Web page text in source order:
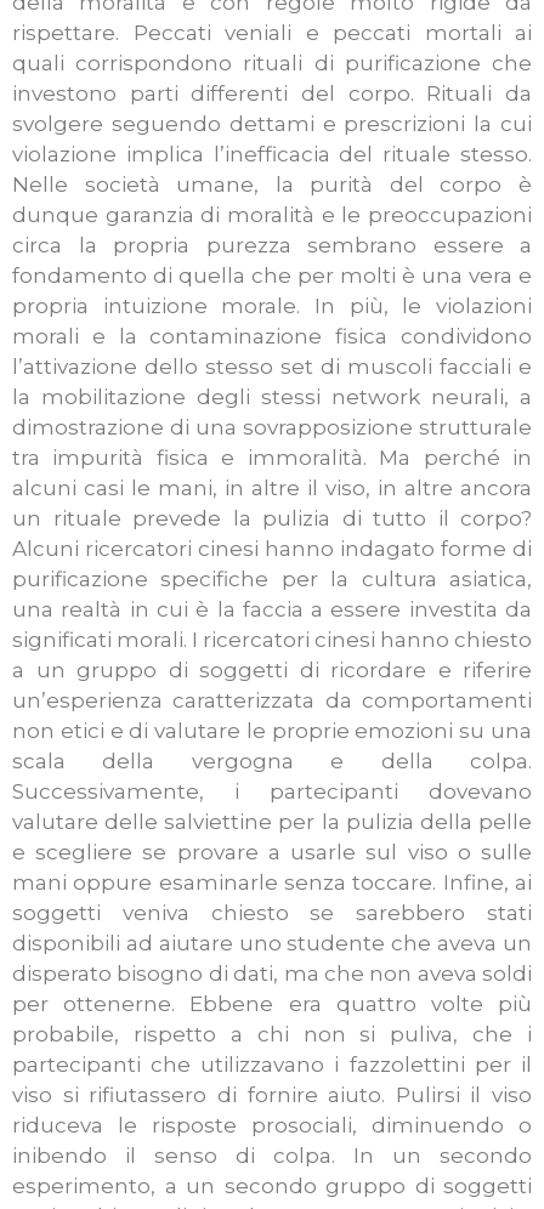
rispettare. Peccati veniali e peccati mortali ai
quali corrispondono rituali di purificazione che
investono parti differenti del corpo. Rituali da
svolgere seguendo dettami e prescrizioni la cui
violazione implica l’inefficacia del rituale stesso.
Nelle società umane, la purità del corpo è
dunque garanzia di moralità e le preoccupazioni
circa la propria purezza sembrano essere a
fondamento di quella che per molti è una vera e
propria intuizione morale. In più, le violazioni
morali e la contaminazione fisica condividono
l’attivazione dello stesso set di muscoli facciali e
la mobilitazione degli stessi network neurali, a
dimostrazione di una sovrapposizione strutturale
tra impurità fisica e immoralità. Ma perché in
alcuni casi le mani, in altre il viso, in altre ancora
un rituale prevede la pulizia di tutto il corpo?
Alcuni ricercatori cinesi hanno indagato forme di
purificazione specifiche per la cultura asiatica,
una realtà in cui è la faccia a essere investita da
significati morali. I ricercatori cinesi hanno chiesto
a un gruppo di soggetti di ricordare e riferire
un’esperienza caratterizzata da comportamenti
non etici e di valutare le proprie emozioni su una
scala della vergogna e della colpa.
Successivamente, i partecipanti dovevano
valutare delle salviettine per la pulizia della pelle
e scegliere se provare a usarle sul viso o sulle
mani oppure esaminarle senza toccare. Infine, ai
soggetti veniva chiesto se sarebbero stati
disponibili ad aiutare uno studente che aveva un
disperato bisogno di dati, ma che non aveva soldi
per ottenerne. Ebbene era quattro volte più
probabile, rispetto a chi non si puliva, che i
partecipanti che utilizzavano i fazzolettini per il
viso si rifiutassero di fornire aiuto. Pulirsi il viso
riduceva le risposte prosociali, diminuendo o
inibendo il senso di colpa. In un secondo
esperimento, a un secondo gruppo di soggetti